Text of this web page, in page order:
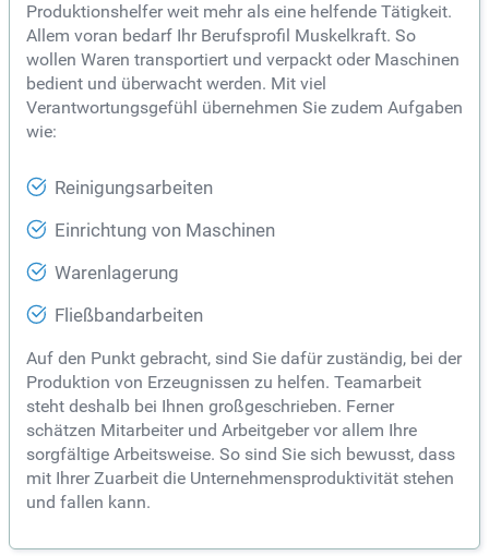
Produktionshelfer weit mehr als eine helfende Tätigkeit.
Allem voran bedarf Ihr Berufsprofil Muskelkraft. So
wollen Waren transportiert und verpackt oder Maschinen
bedient und überwacht werden. Mit viel
Verantwortungsgefühl übernehmen Sie zudem Aufgaben
wie:
Reinigungsarbeiten
Einrichtung von Maschinen
Warenlagerung
Fließbandarbeiten
Auf den Punkt gebracht, sind Sie dafür zuständig, bei der
Produktion von Erzeugnissen zu helfen. Teamarbeit
steht deshalb bei Ihnen großgeschrieben. Ferner
schätzen Mitarbeiter und Arbeitgeber vor allem Ihre
sorgfältige Arbeitsweise. So sind Sie sich bewusst, dass
mit Ihrer Zuarbeit die Unternehmensproduktivität stehen
und fallen kann.